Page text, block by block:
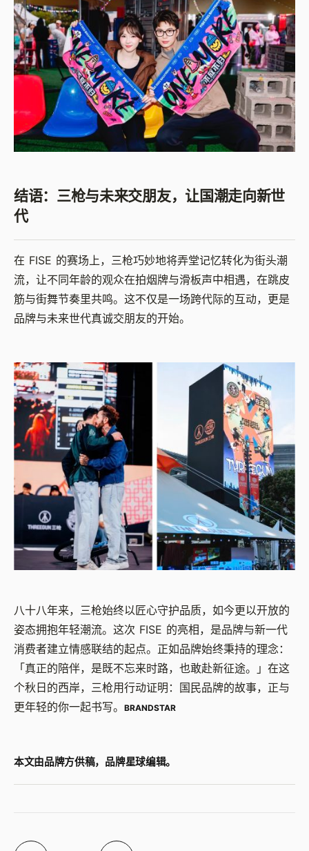
结语：三枪与未来交朋友，让国潮走向新世
代
在 FISE 的赛场上，三枪巧妙地将弄堂记忆转化为街头潮
流，让不同年龄的观众在拍烟牌与滑板声中相遇，在跳皮
筋与街舞节奏里共鸣。这不仅是一场跨代际的互动，更是
品牌与未来世代真诚交朋友的开始。
八十八年来，三枪始终以匠心守护品质，如今更以开放的
姿态拥抱年轻潮流。这次 FISE 的亮相，是品牌与新一代
消费者建立情感联结的起点。正如品牌始终秉持的理念：
「真正的陪伴，是既不忘来时路，也敢赴新征途。」在这
个秋日的西岸，三枪用行动证明：国民品牌的故事，正与
更年轻的你一起书写。
BRANDSTAR
本文由品牌方供稿，品牌星球编辑。